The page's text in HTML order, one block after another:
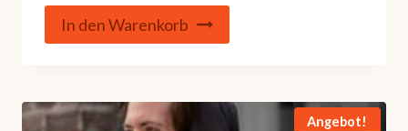
In den Warenkorb
Angebot!